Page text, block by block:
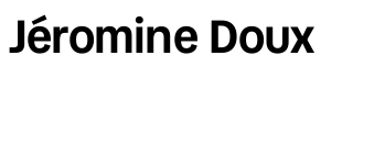
Jéromine Doux